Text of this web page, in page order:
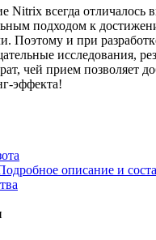
Nitrix всегда отличалось
подходом к
Поэтому и при
исследования,
чей прием позволяет
эффекта!
описание и